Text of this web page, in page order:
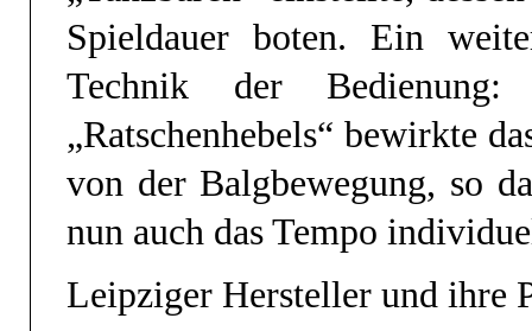
Spieldauer boten. Ein
Technik der Bedienung:
„Ratschenhebels“ bewirkte
von der Balgbewegung, so
nun auch das Tempo
Leipziger Hersteller und ihre